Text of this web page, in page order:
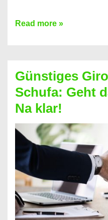
Kredit
dabei
profitieren
–
So
funktioniert’s
Read more »
Günstiges
Schufa: Geht
Na klar!